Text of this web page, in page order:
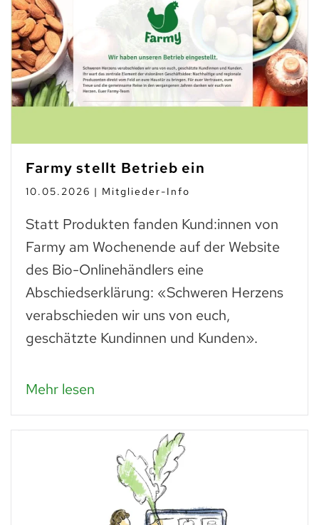
Farmy stellt Betrieb ein
10.05.2026 | Mitglieder-Info
Statt Produkten fanden Kund:innen von
Farmy am Wochenende auf der Website
des Bio-Onlinehändlers eine
Abschiedserklärung: «Schweren Herzens
verabschieden wir uns von euch,
geschätzte Kundinnen und Kunden».
Mehr lesen